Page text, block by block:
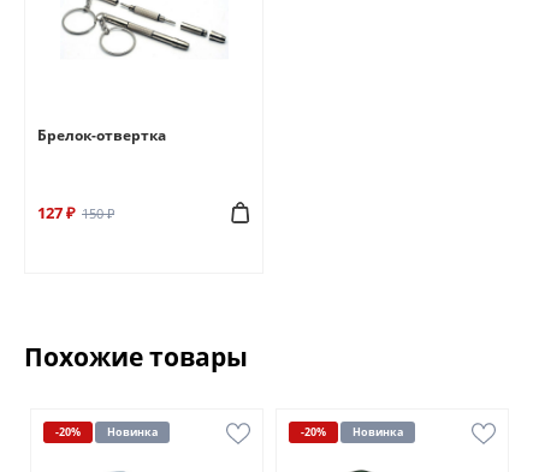
Брелок-отвертка
127 ₽ 150 ₽
Похожие товары
-20% Новинка -20% Новинка